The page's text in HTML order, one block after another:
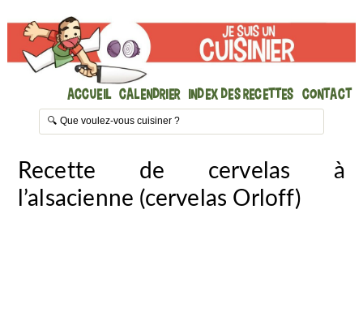
Accueil Calendrier Index des recettes Contact
Recette de cervelas à
l’alsacienne (cervelas Orloff)